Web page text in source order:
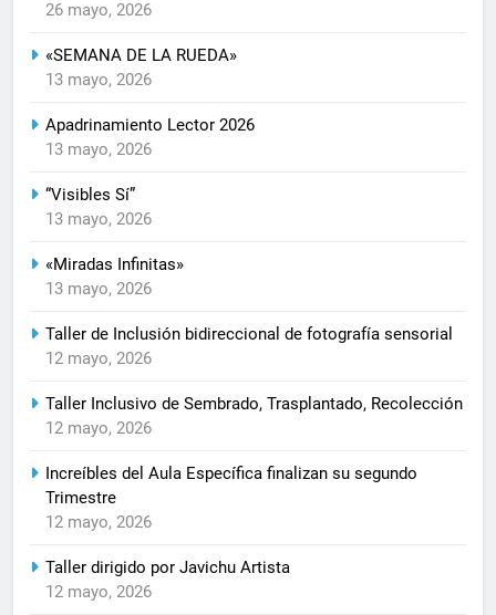
26 mayo, 2026
«SEMANA DE LA RUEDA»
13 mayo, 2026
Apadrinamiento Lector 2026
13 mayo, 2026
“Visibles Sí”
13 mayo, 2026
«Miradas Infinitas»
13 mayo, 2026
Taller de Inclusión bidireccional de fotografía sensorial
12 mayo, 2026
Taller Inclusivo de Sembrado, Trasplantado, Recolección
12 mayo, 2026
Increíbles del Aula Específica finalizan su segundo
Trimestre
12 mayo, 2026
Taller dirigido por Javichu Artista
12 mayo, 2026